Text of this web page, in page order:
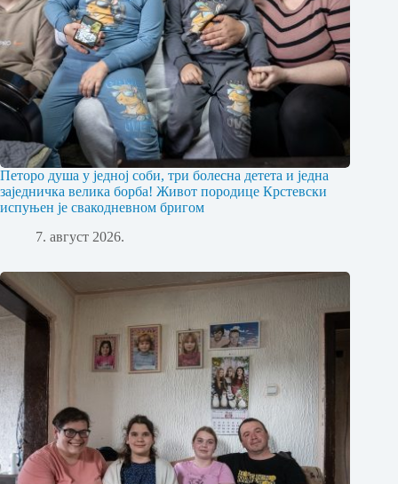
Петоро душа у једној соби, три болесна детета и једна
заједничка велика борба! Живот породице Крстевски
испуњен је свакодневном бригом
7. август 2026.